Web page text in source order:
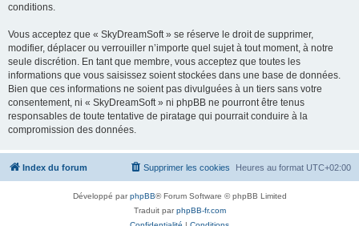
conditions.
Vous acceptez que « SkyDreamSoft » se réserve le droit de supprimer,
modifier, déplacer ou verrouiller n’importe quel sujet à tout moment, à notre
seule discrétion. En tant que membre, vous acceptez que toutes les
informations que vous saisissez soient stockées dans une base de données.
Bien que ces informations ne soient pas divulguées à un tiers sans votre
consentement, ni « SkyDreamSoft » ni phpBB ne pourront être tenus
responsables de toute tentative de piratage qui pourrait conduire à la
compromission des données.
Index du forum Heures au format UTC+02:00
Supprimer les cookies
Développé parphpBB® Forum Software © phpBB Limited
Traduit parphpBB-fr.com